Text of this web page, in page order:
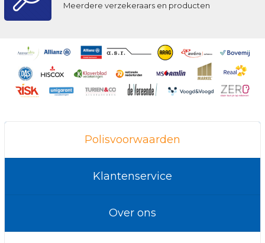
Meerdere verzekeraars en producten
Polisvoorwaarden
Klantenservice
Over ons